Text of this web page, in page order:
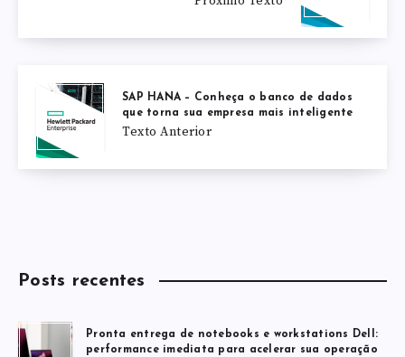
SAP HANA – Conheça o banco de dados
que torna sua empresa mais inteligente
Texto Anterior
Posts recentes
Pronta entrega de notebooks e workstations Dell:
performance imediata para acelerar sua operação